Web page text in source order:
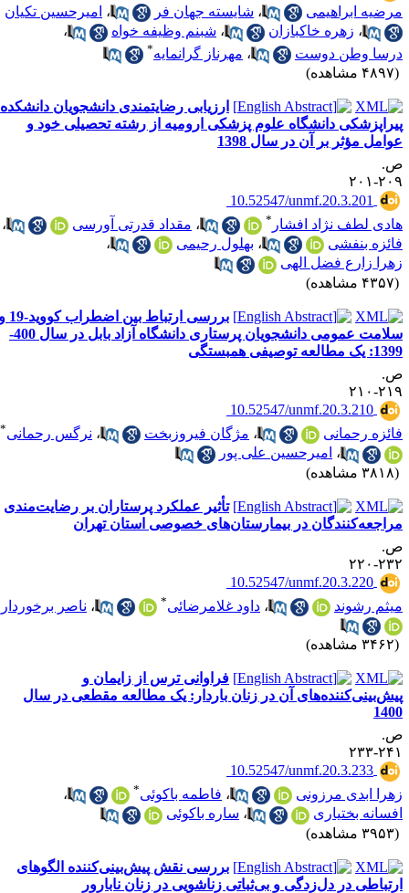
ابراهیمی
،شایسته جهان فر ،امیرحسین تکیان
،زهره خاکبازان ،شبنم وظیفه خواه
،
وطن دوست
،مهرناز گرانمایه
ارزیابی رضایتمندی دانشجویان دانشکده
دانشگاه علوم پزشکی ارومیه از رشته تحصیلی خود و
مؤثر بر آن در سال 1398
۲۰۱
‎ 10.52547/unmf.20.3.201
لطف نژاد افشار* ،مقداد قدرتی آورسی
،
بنفشی
،بهلول رحیمی
،
زارع فضل الهی
بررسی ارتباط بین اضطراب کووید-19 و
سلامت عمومی دانشجویان پرستاری دانشگاه آزاد بابل در سال 400-
مطالعه توصیفی همبستگی
۲۱۰
‎ 10.52547/unmf.20.3.210
رحمانی
،مژگان فیروزبخت ،نرگس رحمانی
،امیرحسین علی پور
تأثیر عملکرد پرستاران بر رضایت‌مندی
در بیمارستان‌های خصوصی استان تهران
۲۲۰
‎ 10.52547/unmf.20.3.220
رشوند
،داود غلامرضائی ،ناصر برخوردار
فراوانی ترس از زایمان و
آن در زنان باردار: یک مطالعه مقطعی در سال
۲۳۳
‎ 10.52547/unmf.20.3.233
ابدی مرزونی
،فاطمه باکوئی
،
بختیاری
،ساره باکوئی
بررسی نقش پیش‌بینی‌کننده الگوهای
در دل‌زدگی و بی‌ثباتی زناشویی در زنان نابارور